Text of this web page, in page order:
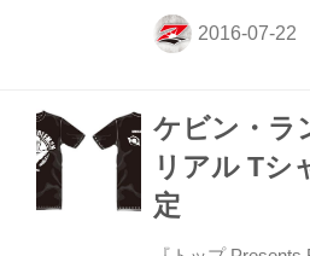
ングドライTシャ
オススメ。 会場で
ちら！
ケビン・ラ
リアル Tシ
定